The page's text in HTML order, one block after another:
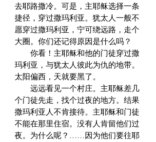
去耶路撒冷。可是，主耶稣选择一条
捷径，穿过撒玛利亚。犹太人一般不
愿穿过撒玛利亚，宁可绕远路，走个
大圈。你们还记得原因是什么吗？
你看！主耶稣和他的门徒穿过撒
玛利亚，与犹太人彼此为仇的地带。
太阳偏西，天就要黑了。
远远看见一个村庄。主耶稣差几
个门徒先走，找个过夜的地方。结果
撒玛利亚人不肯接待。主耶稣和门徒
不能在那里住宿。没有人肯留他们过
夜。为什么呢？……因为他们要往耶